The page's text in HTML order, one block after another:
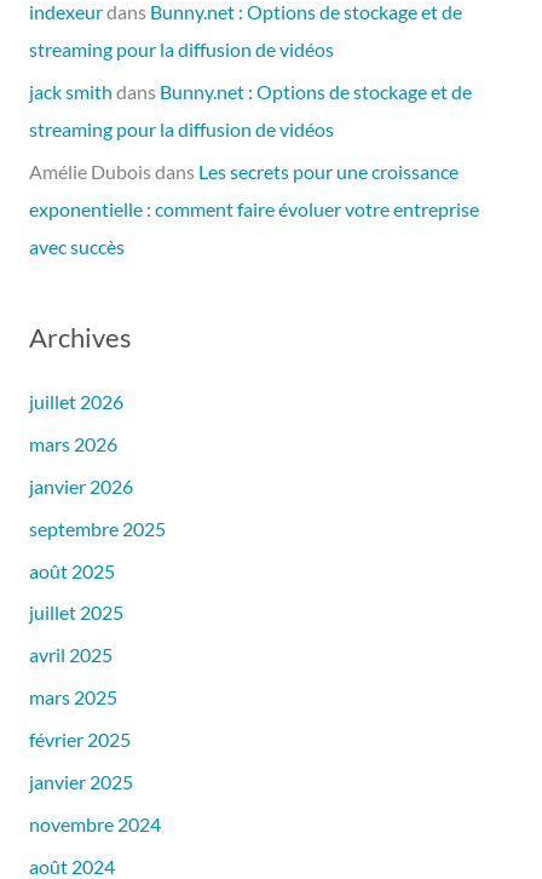
indexeurdans Bunny.net : Options de stockage et de
streaming pour la diffusion de vidéos
jack smith dans Bunny.net : Options de stockage et de
streaming pour la diffusion de vidéos
Amélie Duboisdans Les secrets pour une croissance
exponentielle : comment faire évoluer votre entreprise
avec succès
Archives
juillet 2026
mars 2026
janvier 2026
septembre 2025
août 2025
juillet 2025
avril 2025
mars 2025
février 2025
janvier 2025
novembre 2024
août 2024